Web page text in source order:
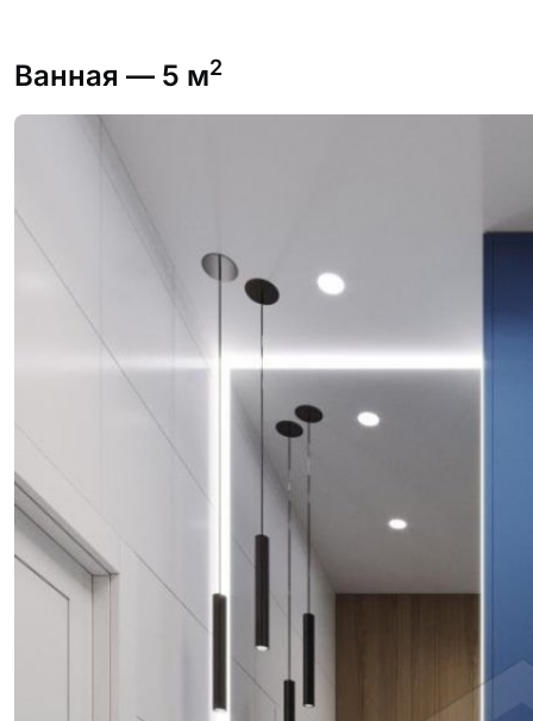
Ванная — 5 м2